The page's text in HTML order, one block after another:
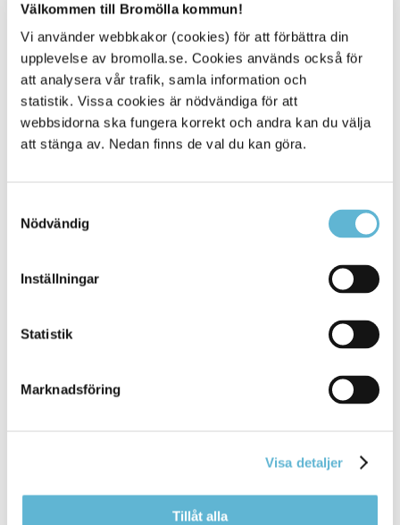
Välkommen till Bromölla kommun!
Vi använder webbkakor (cookies) för att förbättra din
upplevelse av bromolla.se. Cookies används också för
att analysera vår trafik, samla information och
statistik. Vissa cookies är nödvändiga för att
webbsidorna ska fungera korrekt och andra kan du välja
att stänga av. Nedan finns de val du kan göra.
Nödvändig
Inställningar
Statistik
Marknadsföring
Visa detaljer
Tillåt alla
Alla platser
KONTAKT
Besöksadress
Box 18, 295 21 Bromölla